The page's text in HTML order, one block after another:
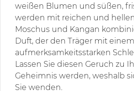
weißen Blumen und süßen,
werden mit reichen und
Moschus und Kangan
Duft, der den Träger mit einem
aufmerksamkeitsstarken
Lassen Sie diesen Geruch zu
Geheimnis werden, weshalb
Sie wenden.